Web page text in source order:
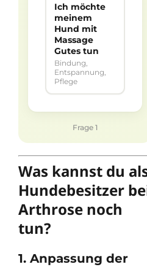
Ich möchte
meinem
Hund mit
Massage
Gutes tun
Bindung,
Entspannung,
Pflege
Frage 1
Was kannst du
Hundebesitzer
Arthrose noch
tun?
1. Anpassung der